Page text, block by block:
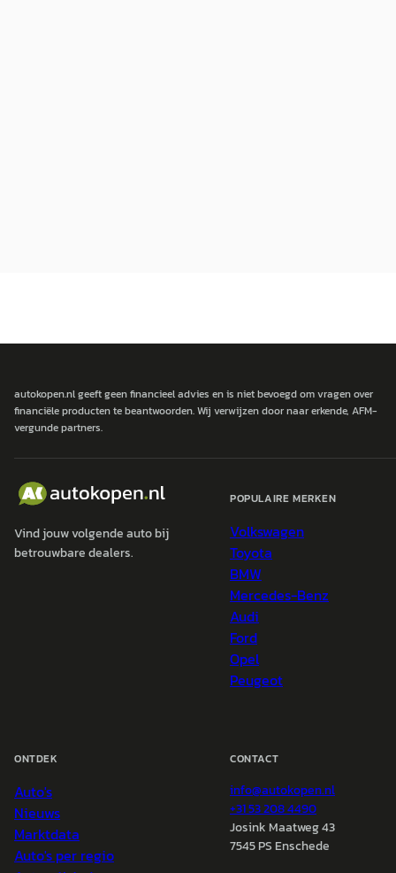
autokopen.nl geeft geen financieel advies en is niet bevoegd om vragen over
financiële producten te beantwoorden. Wij verwijzen door naar erkende, AFM-
vergunde partners.
Vind jouw volgende auto bij
betrouwbare dealers.
POPULAIRE MERKEN
Volkswagen
Toyota
BMW
Mercedes-Benz
Audi
Ford
Opel
Peugeot
ONTDEK
Auto's
Nieuws
Marktdata
Auto's per regio
CONTACT
info@autokopen.nl
+31 53 208 4490
Josink Maatweg 43
7545 PS Enschede